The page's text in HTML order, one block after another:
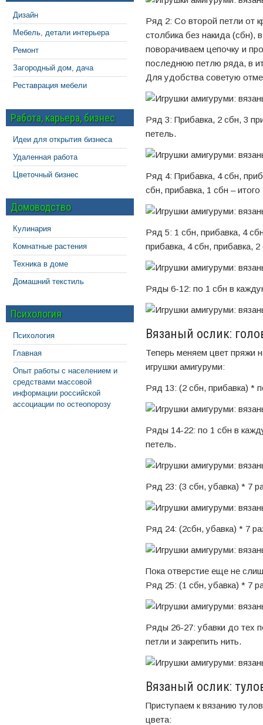
Ряд 2: Со второй петли от
столбика без накида
поворачиваем цепочку и
последнюю петлю ряда, в
Для удобства советую
Ряд 3: Прибавка, 2 сбн, 3
петель.
Ряд 4: Прибавка, 4 сбн,
сбн, прибавка, 1 сбн – итого
Ряд 5: 1 сбн, прибавка, 4
прибавка, 4 сбн, прибавка,
Ряды 6-12: по 1 сбн в
Вязаный ослик:
Теперь меняем цвет пряжи
игрушки амигуруми:
Ряд 13: (2 сбн, прибавка) *
Ряды 14-22: по 1 сбн в
петель.
Ряд 23: (3 сбн, убавка) * 7
Ряд 24: (2сбн, убавка) * 7
Пока отверстие еще не
Ряд 25: (1 сбн, убавка) * 7
Ряды 26-27: убавки до тех
петли и закрепить нить.
Вязаный ослик:
Приступаем к вязанию
цвета:
Дизайн
Мебель, детали интерьера
Ремонт
Загородный дом, дача
Реставрация мебели
Работа, карьера, бизнес
Идеи для открытия бизнеса
Удаленная работа
Цветочный бизнес
Домоводство
Кулинария
Комнатные растения
Техника в доме
Домашний текстиль
Психология
Психология
Главная
Опыт работы с населением и
средствами массовой
информации российской
ассоциации по остеопорозу